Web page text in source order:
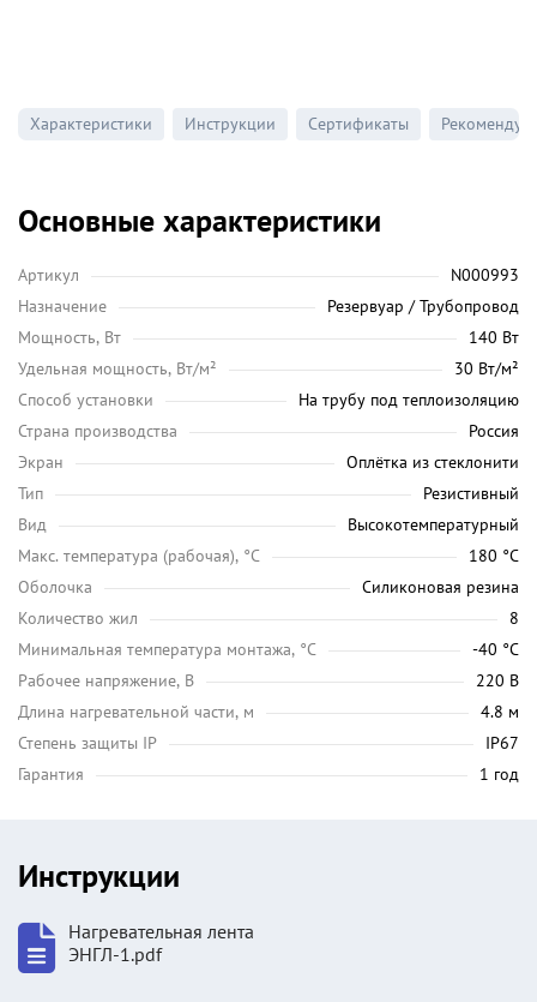
Характеристики Инструкции Сертификаты
Основные характеристики
Артикул
N000993
Назначение
Резервуар / Трубопровод
Мощность, Вт
140 Вт
Удельная мощность, Вт/м²
30 Вт/м²
Способ установки
На трубу под теплоизоляцию
Страна производства
Россия
Экран
Оплётка из стеклонити
Тип
Резистивный
Вид
Высокотемпературный
Maкс. температура (рабочая), °C
180 °C
Оболочка
Силиконовая резина
Количество жил
8
Минимальная температура монтажа, °C
-40 °C
Рабочее напряжение, В
220 В
Длина нагревательной части, м
4.8 м
Степень защиты IP
IP67
Гарантия
1 год
Инструкции
Нагревательная лента
ЭНГЛ-1.pdf